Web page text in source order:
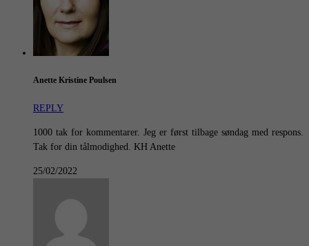
Anette Kristine Poulsen
REPLY
1000 tak for kommentarer. Jeg er først tilbage søndag med respons.
Tak for din tålmodighed. KH Anette
25/02/2022